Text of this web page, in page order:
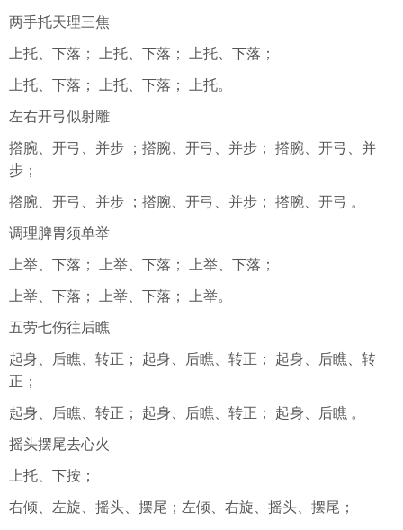
两手托天理三焦
上托、下落； 上托、下落； 上托、下落；
上托、下落； 上托、下落； 上托。
左右开弓似射雕
撘腕、开弓、并步 ；撘腕、开弓、并步； 撘腕、开弓、并
步；
撘腕、开弓、并步 ；撘腕、开弓、并步； 撘腕、开弓 。
调理脾胃须单举
上举、下落； 上举、下落； 上举、下落；
上举、下落； 上举、下落； 上举。
五劳七伤往后瞧
起身、后瞧、转正； 起身、后瞧、转正； 起身、后瞧、转
正；
起身、后瞧、转正； 起身、后瞧、转正； 起身、后瞧 。
摇头摆尾去心火
上托、下按；
右倾、左旋、摇头、摆尾；左倾、右旋、摇头、摆尾；